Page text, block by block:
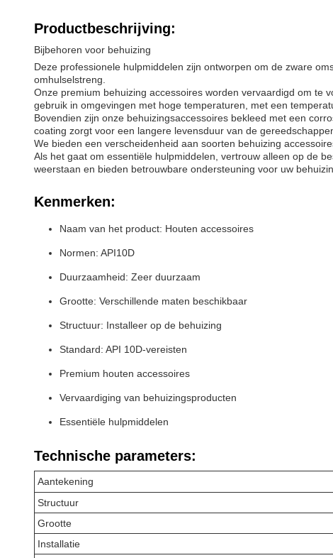
Productbeschrijving:
Bijbehoren voor behuizing
Deze professionele hulpmiddelen zijn ontworpen om de zware
omhulselstreng.
Onze premium behuizing accessoires worden vervaardigd om te
gebruik in omgevingen met hoge temperaturen, met een
Bovendien zijn onze behuizingsaccessoires bekleed met een
coating zorgt voor een langere levensduur van de
We bieden een verscheidenheid aan soorten behuizing
Als het gaat om essentiële hulpmiddelen, vertrouw alleen op de
weerstaan en bieden betrouwbare ondersteuning voor uw
Kenmerken:
Naam van het product: Houten accessoires
Normen: API10D
Duurzaamheid: Zeer duurzaam
Grootte: Verschillende maten beschikbaar
Structuur: Installeer op de behuizing
Standard: API 10D-vereisten
Premium houten accessoires
Vervaardiging van behuizingsproducten
Essentiële hulpmiddelen
Technische parameters:
Aantekening
Structuur
Grootte
Installatie